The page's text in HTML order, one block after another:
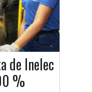
de Inelec
%